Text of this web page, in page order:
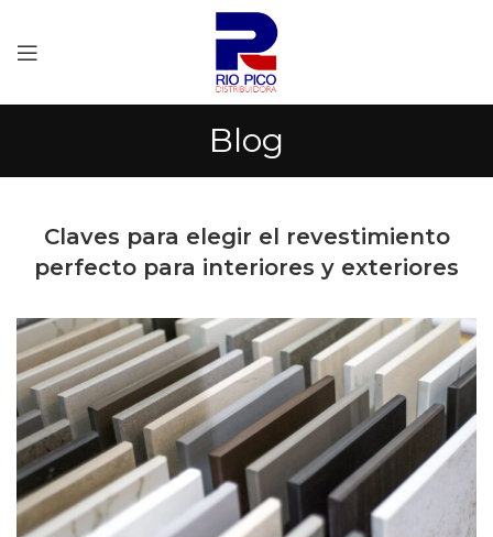
Blog
Claves para elegir el revestimiento
perfecto para interiores y exteriores